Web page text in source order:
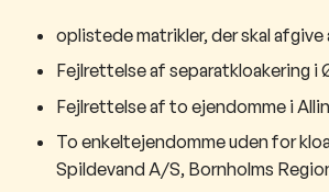
oplis​tede matrikler, der skal
Fejlrettelse af separatkloakering i
Fejlrettelse af to ejendomme i
To enkeltejendomme uden for
Spildevand A/S, Bornholms